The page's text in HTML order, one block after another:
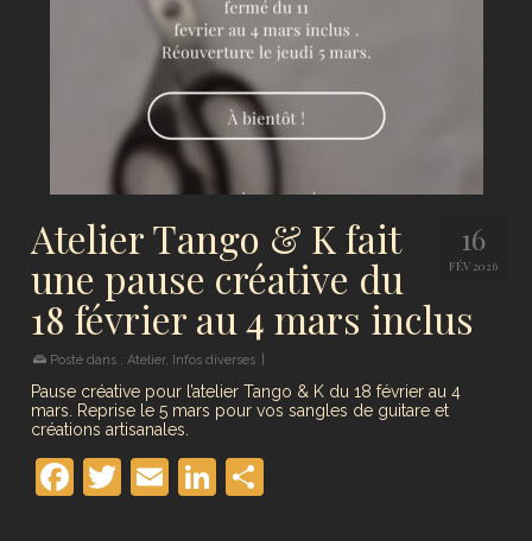
16
FÉV 2026
Atelier Tango & K fait
une pause créative du
18 février au 4 mars inclus
Posté dans : Atelier, Infos diverses
Pause créative pour l’atelier Tango & K du 18 février au 4
mars. Reprise le 5 mars pour vos sangles de guitare et
créations artisanales.
Facebook
Twitter
EmailLinkedIn